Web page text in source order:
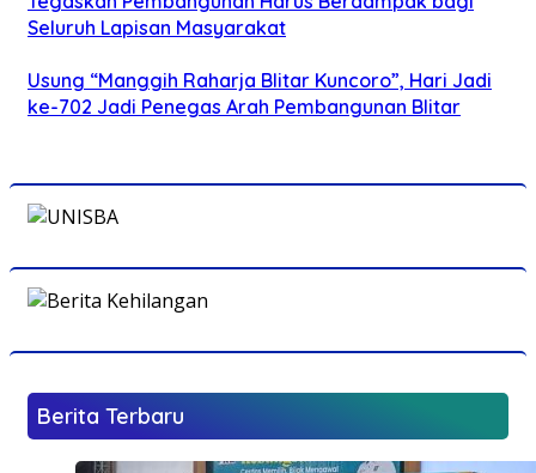
Seluruh Lapisan Masyarakat
Usung “Manggih Raharja Blitar Kuncoro”, Hari Jadi
ke-702 Jadi Penegas Arah Pembangunan Blitar
Berita Terbaru